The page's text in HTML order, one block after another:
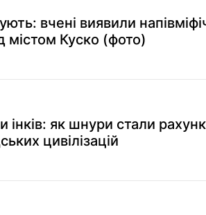
вчені виявили
містом Куско (фото)
інків: як шнури стали
цивілізацій